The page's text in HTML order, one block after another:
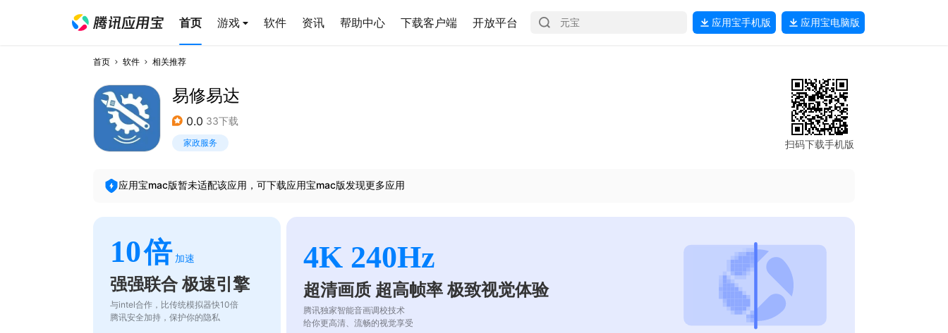
首页 游戏 软件 资讯 帮助中心 下载客户端 开放平台 应用宝手机版 应用宝电脑版
首页 软件 相关推荐
易修易达
0.0 33下载
家政服务 扫码下载手机版
应用宝mac版暂未适配该应用，可下载应用宝mac版发现更多应用
10倍 加速
强强联合 极速引擎
与intel合作，比传统模拟器快10倍
腾讯安全加持，保护你的隐私
4K 240Hz
超清画质 超高帧率 极致视觉体验
腾讯独家智能音画调校技术
给你更高清、流畅的视觉享受